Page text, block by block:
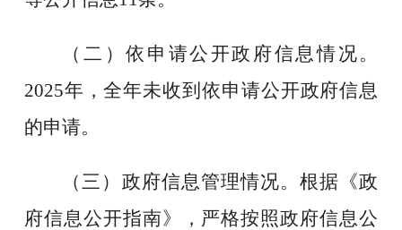
（二）依申请公开政府信息情况。
2025年，全年未收到依申请公开政府信息
的申请。
（三）政府信息管理情况。根据《政
府信息公开指南》， 严格按照政府信息公